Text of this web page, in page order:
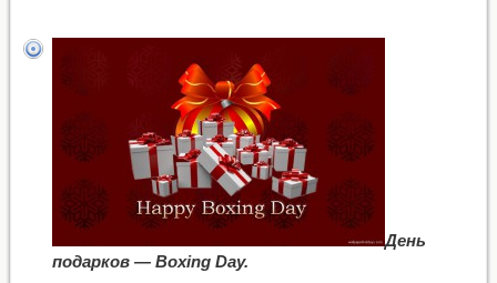
День
подарков — Boxing Day.